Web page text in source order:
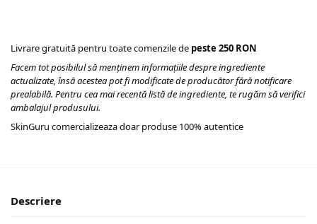
Livrare gratuită pentru toate comenzile de peste 250 RON
Facem tot posibilul să menținem informațiile despre ingrediente
actualizate, însă acestea pot fi modificate de producător fără notificare
prealabilă. Pentru cea mai recentă listă de ingrediente, te rugăm să verifici
ambalajul produsului.
SkinGuru comercializeaza doar produse 100% autentice
Descriere